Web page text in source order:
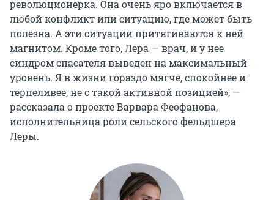
революционерка. Она очень яро включается в
любой конфликт или ситуацию, где может быть
полезна. А эти ситуации притягиваются к ней
магнитом. Кроме того, Лера — врач, и у нее
синдром спасателя выведен на максимальный
уровень. Я в жизни гораздо мягче, спокойнее и
терпеливее, не с такой активной позицией», —
рассказала о проекте Варвара Феофанова,
исполнительница роли сельского фельдшера
Леры.